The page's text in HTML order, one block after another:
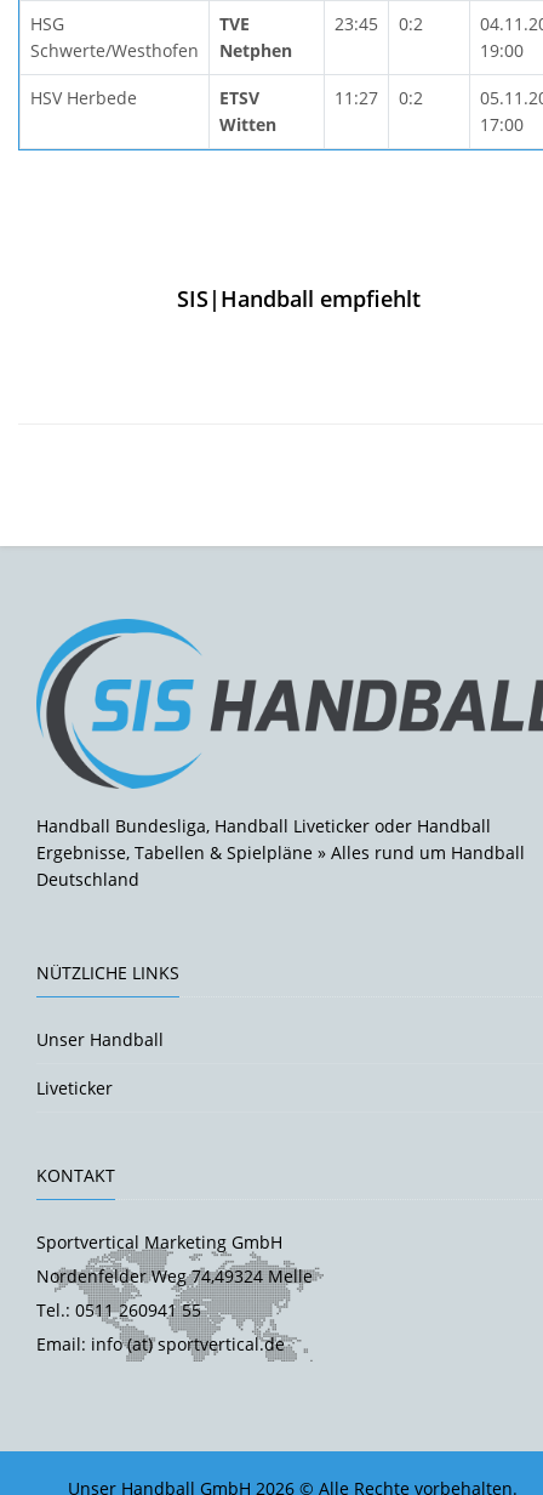
HSG
Schwerte/Westhofen
TVE
Netphen
23:45 0:2
19:00
HSV Herbede
ETSV
Witten
11:27 0:2
17:00
SIS|Handball empfiehlt
Handball Bundesliga, Handball Liveticker oder Handball
Ergebnisse, Tabellen & Spielpläne » Alles rund um Handball
Deutschland
NÜTZLICHE LINKS
Unser Handball
Liveticker
KONTAKT
Sportvertical Marketing GmbH
Nordenfelder Weg 74,49324 Melle
Tel.: 0511 260941 55
Email: info (at) sportvertical.de
Unser Handball GmbH 2026 © Alle Rechte vorbehalten.